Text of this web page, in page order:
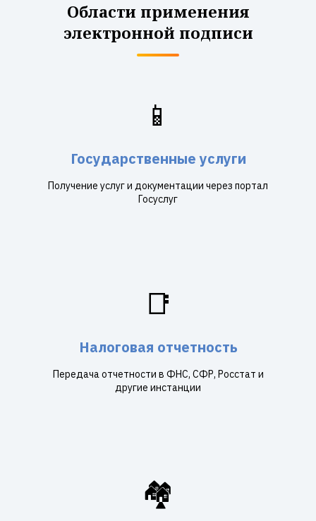
Области применения
электронной подписи
📱
Государственные услуги
Получение услуг и документации через портал
Госуслуг
📑
Налоговая отчетность
Передача отчетности в ФНС, СФР, Росстат и
другие инстанции
🏘️